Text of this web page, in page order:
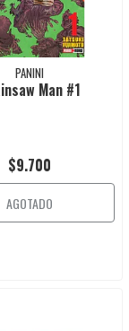
PANINI
Man #1
$9.700
AGOTADO